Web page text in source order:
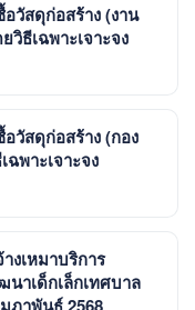
วัสดุก่อสร้าง (งาน
วิธีเฉพาะเจาะจง
วัสดุก่อสร้าง (กอง
ฉพาะเจาะจง
งเหมาบริการ
าเด็กเล็กเทศบาล